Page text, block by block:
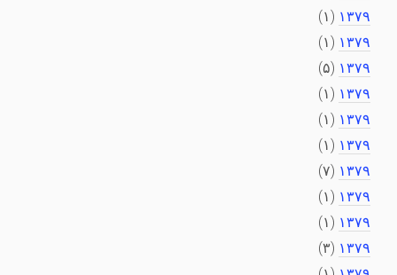
۱۳۷۹ (۱)
۱۳۷۹ (۱)
۱۳۷۹ (۵)
۱۳۷۹ (۱)
۱۳۷۹ (۱)
۱۳۷۹ (۱)
۱۳۷۹ (۷)
۱۳۷۹ (۱)
۱۳۷۹ (۱)
۱۳۷۹ (۳)